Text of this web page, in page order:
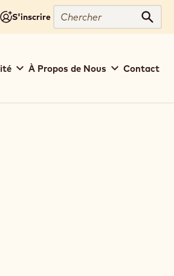
S'inscrire
Chercher
À Propos de Nous Contact